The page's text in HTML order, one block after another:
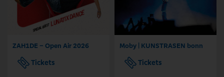
ZAH1DE – Open Air 2026
Tickets
Moby | KUNSTRASEN bonn
Tickets